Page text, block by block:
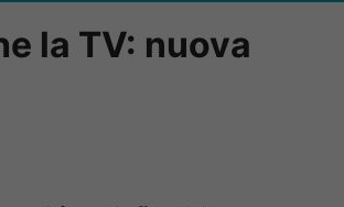
la TV: nuova